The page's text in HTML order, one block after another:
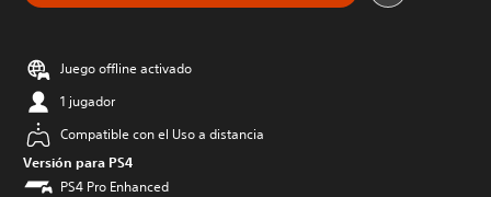
Juego offline activado
1 jugador
Compatible con el Uso a distancia
Versión para PS4
PS4 Pro Enhanced